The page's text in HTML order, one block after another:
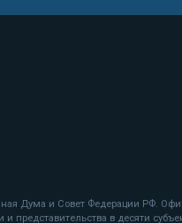
Дума и Совет Федерации РФ.
представительства в десяти